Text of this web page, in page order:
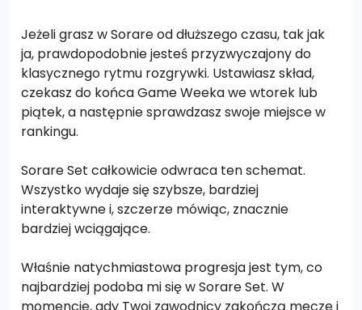
Jeżeli grasz w Sorare od dłuższego czasu, tak jak
ja, prawdopodobnie jesteś przyzwyczajony do
klasycznego rytmu rozgrywki. Ustawiasz skład,
czekasz do końca Game Weeka we wtorek lub
piątek, a następnie sprawdzasz swoje miejsce w
rankingu.
Sorare Set całkowicie odwraca ten schemat.
Wszystko wydaje się szybsze, bardziej
interaktywne i, szczerze mówiąc, znacznie
bardziej wciągające.
Właśnie natychmiastowa progresja jest tym, co
najbardziej podoba mi się w Sorare Set. W
momencie, gdy Twoi zawodnicy zakończą mecze i